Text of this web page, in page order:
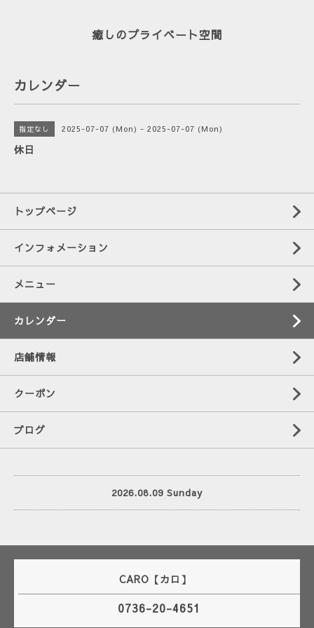
癒しのプライベート空間
カレンダー
指定なし 2025-07-07 (Mon) - 2025-07-07 (Mon)
休日
トップページ
インフォメーション
メニュー
カレンダー
店舗情報
クーポン
ブログ
2026.08.09 Sunday
CARO【カロ】
0736-20-4651